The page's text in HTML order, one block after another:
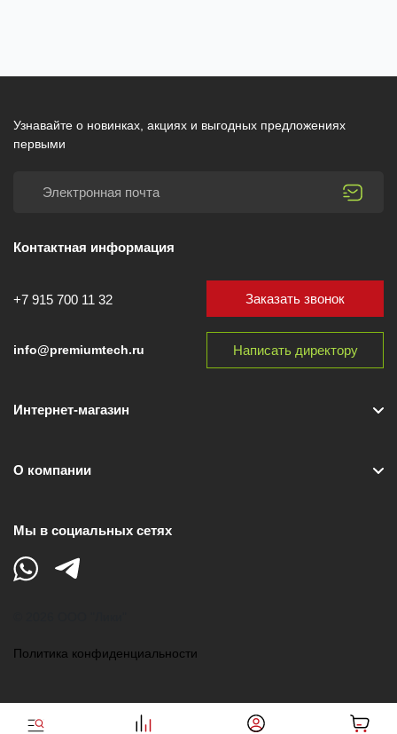
Узнавайте о новинках, акциях и выгодных предложениях
первыми
Контактная информация
+7 915 700 11 32
info@premiumtech.ru
Заказать звонок
Написать директору
Интернет-магазин
О компании
Мы в социальных сетях
Политика конфиденциальности